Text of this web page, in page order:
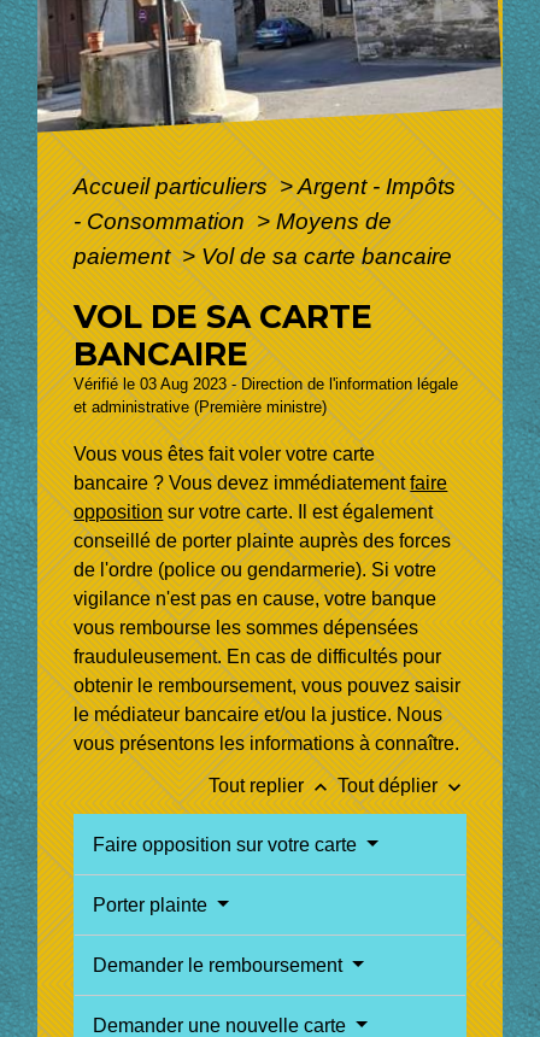
Accueil particuliers>Argent - Impôts
- Consommation> Moyens de
paiement> Vol de sa carte bancaire
VOL DE SA CARTE
BANCAIRE
Vérifié le 03 Aug 2023 - Direction de l'information légale
et administrative (Première ministre)
Vous vous êtes fait voler votre carte
bancaire ? Vous devez immédiatementfaire
oppositionsur votre carte. Il est également
conseillé de porter plainte auprès des forces
de l'ordre (police ou gendarmerie). Si votre
vigilance n'est pas en cause, votre banque
vous rembourse les sommes dépensées
frauduleusement. En cas de difficultés pour
obtenir le remboursement, vous pouvez saisir
le médiateur bancaire et/ou la justice. Nous
vous présentons les informations à connaître.
Tout replierkeyboard_arrow_up Tout déplierkeyboard_arrow_down
Faire opposition sur votre carte
Porter plainte
Demander le remboursement
Demander une nouvelle carte